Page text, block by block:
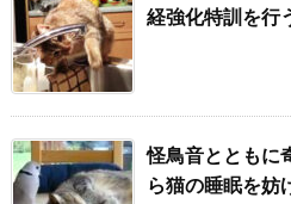
経強化特訓を行
怪鳥音とともに
ら猫の睡眠を妨